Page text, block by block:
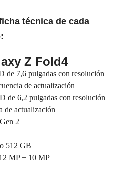
técnica de cada
Z Fold4
de 7,6 pulgadas con resolución
de actualización
de 6,2 pulgadas con resolución
de actualización
2
512 GB
MP + 10 MP